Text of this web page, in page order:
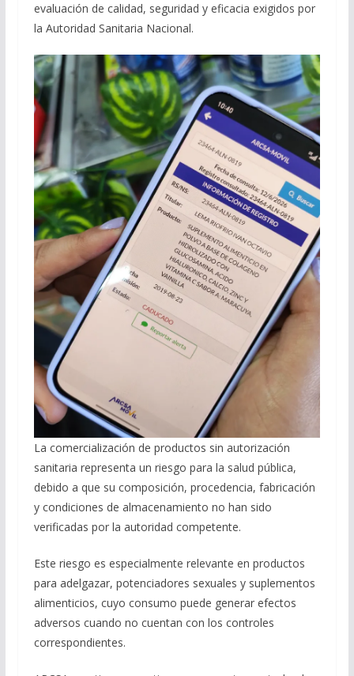
evaluación de calidad, seguridad y eficacia exigidos por
la Autoridad Sanitaria Nacional.
La comercialización de productos sin autorización
sanitaria representa un riesgo para la salud pública,
debido a que su composición, procedencia, fabricación
y condiciones de almacenamiento no han sido
verificadas por la autoridad competente.
Este riesgo es especialmente relevante en productos
para adelgazar, potenciadores sexuales y suplementos
alimenticios, cuyo consumo puede generar efectos
adversos cuando no cuentan con los controles
correspondientes.